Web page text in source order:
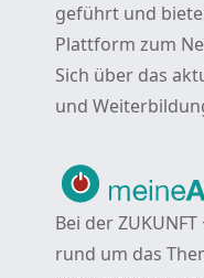
geführt und
Plattform zum
Sich über das
und
Bei der ZUKUNFT
rund um das